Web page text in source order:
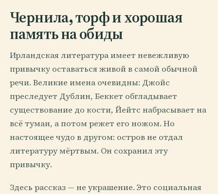
Чернила, торф и хорошая
память на обиды
Ирландская литература имеет невежливую
привычку оставаться живой в самой обычной
речи. Великие имена очевидны: Джойс
преследует Дублин, Беккет обгладывает
существование до кости, Йейтс набрасывает на
всё туман, а потом режет его ножом. Но
настоящее чудо в другом: остров не отдал
литературу мёртвым. Он сохранил эту
привычку.
Здесь рассказ — не украшение. Это социальная